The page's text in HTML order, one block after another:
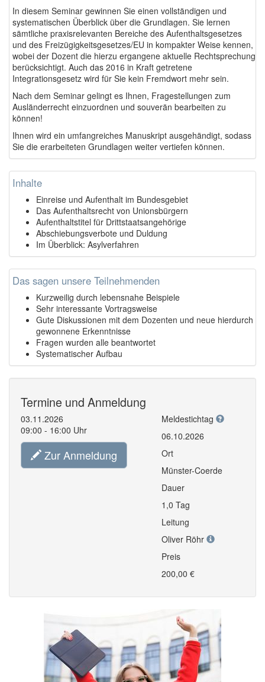
In diesem Seminar gewinnen Sie einen vollständigen und
systematischen Überblick über die Grundlagen. Sie lernen
sämtliche praxisrelevanten Bereiche des Aufenthaltsgesetzes
und des Freizügigkeitsgesetzes/EU in kompakter Weise kennen,
wobei der Dozent die hierzu ergangene aktuelle Rechtsprechung
berücksichtigt. Auch das 2016 in Kraft getretene
Integrationsgesetz wird für Sie kein Fremdwort mehr sein.
Nach dem Seminar gelingt es Ihnen, Fragestellungen zum
Ausländerrecht einzuordnen und souverän bearbeiten zu
können!
Ihnen wird ein umfangreiches Manuskript ausgehändigt, sodass
Sie die erarbeiteten Grundlagen weiter vertiefen können.
Inhalte
Einreise und Aufenthalt im Bundesgebiet
Das Aufenthaltsrecht von Unionsbürgern
Aufenthaltstitel für Drittstaatsangehörige
Abschiebungsverbote und Duldung
Im Überblick: Asylverfahren
Das sagen unsere Teilnehmenden
Kurzweilig durch lebensnahe Beispiele
Sehr interessante Vortragsweise
Gute Diskussionen mit dem Dozenten und neue hierdurch
gewonnene Erkenntnisse
Fragen wurden alle beantwortet
Systematischer Aufbau
Termine und Anmeldung
03.11.2026
09:00 - 16:00 Uhr
Zur Anmeldung
Meldestichtag
06.10.2026
Ort
Münster-Coerde
Dauer
1,0 Tag
Leitung
Oliver Röhr
Preis
200,00 €